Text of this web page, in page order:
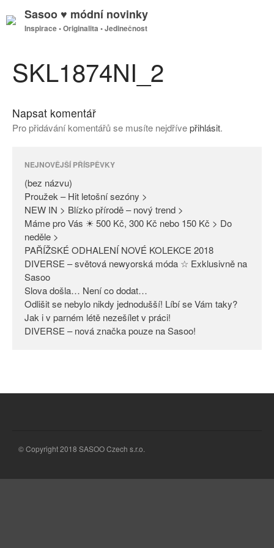
Proužek – Hit letošní sezóny >
Kč nebo 150 Kč > Do neděle >
PAŘÍŽSKÉ ODHALENÍ NOVÉ
KOLEKCE 2018
móda ☆ Exklusivně na Sasoo
Odlišit se nebylo nikdy
jednodušší! Líbí se Vám taky?
Jak i v parném létě nezešílet v
práci!
Sasoo ♥ módní novinky
Inspirace • Originalita • Jedinečnost
SKL1874NI_2
Napsat komentář
Pro přidávání komentářů se musíte nejdřívepřihlásit.
NEJNOVĚJŠÍ PŘÍSPĚVKY
(bez názvu)
Proužek – Hit letošní sezóny >
NEW IN > Blízko přírodě – nový trend >
Máme pro Vás ☀ 500 Kč, 300 Kč nebo 150 Kč > Do
neděle >
PAŘÍŽSKÉ ODHALENÍ NOVÉ KOLEKCE 2018
DIVERSE – světová newyorská móda ☆ Exklusivně na
Sasoo
Slova došla… Není co dodat…
Odlišit se nebylo nikdy jednodušší! Líbí se Vám taky?
Jak i v parném létě nezešílet v práci!
DIVERSE – nová značka pouze na Sasoo!
© Copyright 2018 SASOO Czech s.r.o.